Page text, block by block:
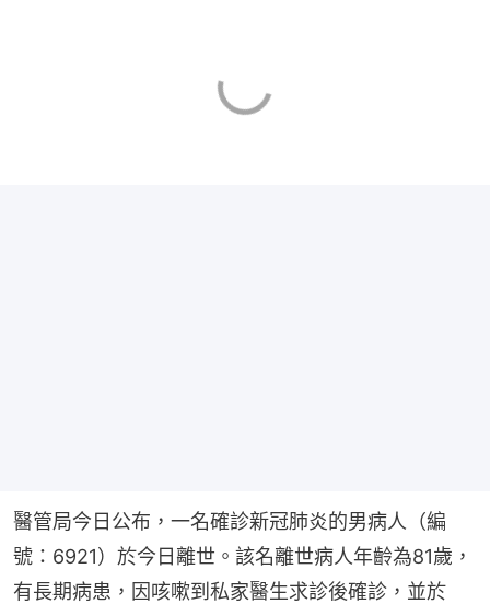
醫管局今日公布，一名確診新冠肺炎的男病人（編
號：6921）於今日離世。該名離世病人年齡為81歲，
有長期病患，因咳嗽到私家醫生求診後確診，並於